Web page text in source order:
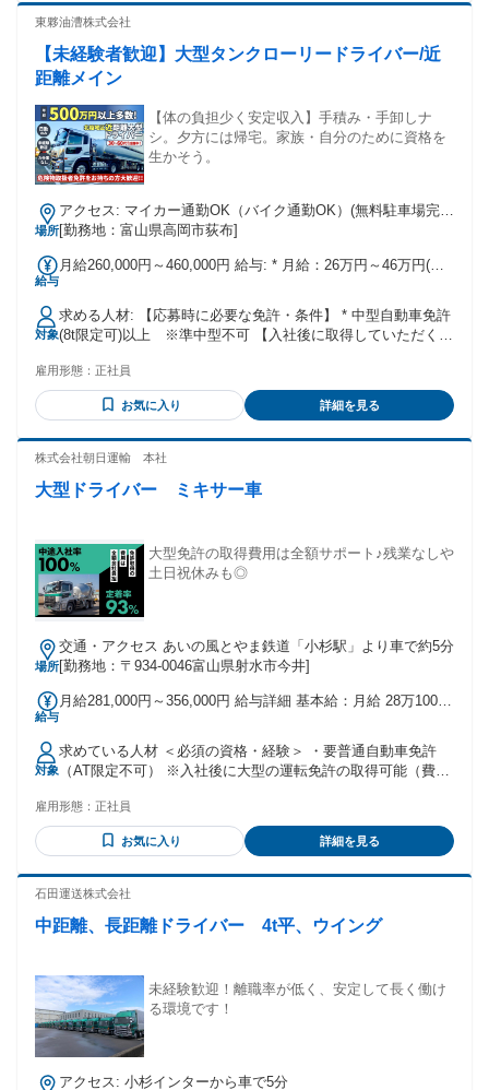
東夥油漕株式会社
【未経験者歓迎】大型タンクローリードライバー/近
距離メイン
【体の負担少く安定収入】手積み・手卸しナ
シ。夕方には帰宅。家族・自分のために資格を
生かそう。
場所
アクセス: マイカー通勤OK（バイク通勤OK）(無料駐車場完
備) ·通勤時間はラッシュ時間外。そのため、少し距離があっ
市・射水市・富山市・石川県津幡町、金沢営業所は小松市・
くいます。
[勤務地：富山県高岡市荻布]
給与
月給260,000円～460,000円 給与: * 月給：26万円～46万円(各
勤手当 (上限20,900円/月) * 無事故表彰・永年勤続表彰制度あ
り * けん引免許所持者優遇、資格取得後は手当支給
対象
求める人材: 【応募時に必要な免許・条件】 * 中型自動車免許
(8t限定可)以上 ※準中型不可 【入社後に取得していただく資
危険物取扱者(丙種) けん引免許をお持ちの方は給料もUP！運
行管理者などの資格も免許取得支援対象です。 「中途入社で
未経験」「ブランクあり」「60代シニア」も活躍中！
雇用形態： 正社員
お気に入り 詳細を見る
株式会社朝日運輸 本社
大型ドライバー ミキサー車
大型免許の取得費用は全額サポート♪残業なしや
土日祝休みも◎
場所
交通・アクセス あいの風とやま鉄道「小杉駅」より車で約5分
[勤務地：〒934-0046富山県射水市今井]
給与
月給281,000円～356,000円 給与詳細 基本給：月給 28万1000
で支払われる通勤・皆勤・家族手当金額：なし 全員に一律で
支払われるその他手当金額：なし ＋各種手当 各種手当内容
・運行手当1,300～2,500円／日 ・通勤手当15,000円上限 ・役
職手当 ・無事故手当 ・時間外手当
対象
求めている人材 ＜必須の資格・経験＞ ・要普通自動車免許
（AT限定不可） ※入社後に大型の運転免許の取得可能（費用
におすすめ＞ ・運転が好きな方、車が好きな方 ・日帰りのド
ライバーとして働きたい ・長期連休が欲しい ・安定した基盤
のある企業で働きたい ・未経験からドライバーとして働きた
クティブだ ・ブランクがある ・長く勤めたい ・ワークライ
中の方 ・Uターン就職をお考えの方 ＼こんな方にもオススメ
配送経験者 大型ドライバー・ルート配送ドライバーの経験が
ある方 運転スキルを活かしたい方 勤務条件が高収入・土日祝
休み・正社員をお探しの方 Uターン・Iターン希望の方 子育て
卒業により社会復帰・職場復帰をお考えの方
雇用形態： 正社員
お気に入り 詳細を見る
石田運送株式会社
中距離、長距離ドライバー 4t平、ウイング
未経験歓迎！離職率が低く、安定して長く働け
る環境です！
アクセス: 小杉インターから車で5分